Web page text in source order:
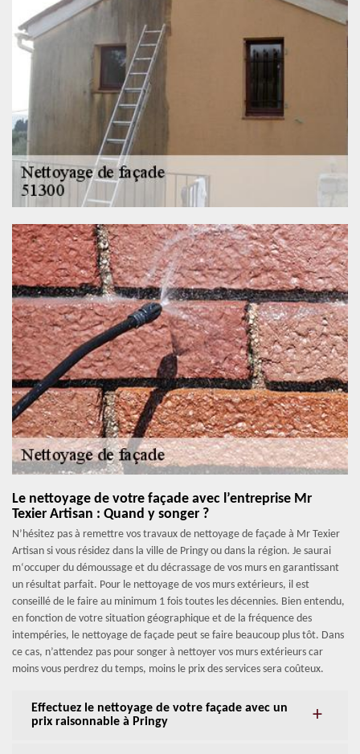
Le nettoyage de votre façade avec l’entreprise Mr
Texier Artisan : Quand y songer ?
N’hésitez pas à remettre vos travaux de nettoyage de façade à Mr Texier
Artisan si vous résidez dans la ville de Pringy ou dans la région. Je saurai
m‘occuper du démoussage et du décrassage de vos murs en garantissant
un résultat parfait. Pour le nettoyage de vos murs extérieurs, il est
conseillé de le faire au minimum 1 fois toutes les décennies. Bien entendu,
en fonction de votre situation géographique et de la fréquence des
intempéries, le nettoyage de façade peut se faire beaucoup plus tôt. Dans
ce cas, n’attendez pas pour songer à nettoyer vos murs extérieurs car
moins vous perdrez du temps, moins le prix des services sera coûteux.
Effectuez le nettoyage de votre façade avec un
prix raisonnable à Pringy